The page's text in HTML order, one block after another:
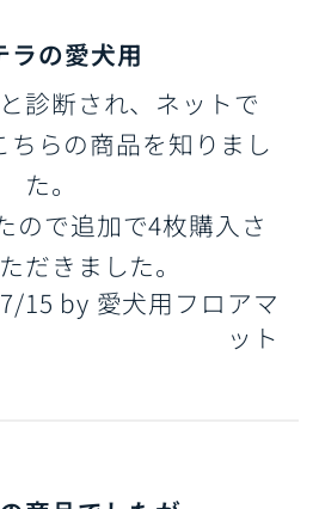
ラの愛犬用
診断され、ネットで
ちらの商品を知りまし
た。
ので追加で4枚購入さ
だきました。
15 by 愛犬用フロアマ
ット